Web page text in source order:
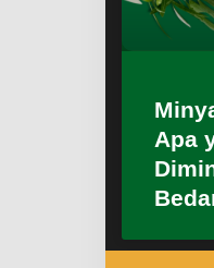
Apa